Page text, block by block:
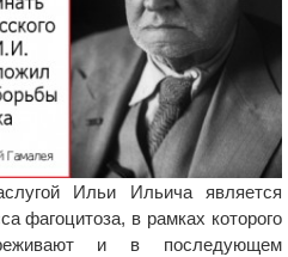
Ильи Ильича является
фагоцитоза, в рамках которого
и в последующем